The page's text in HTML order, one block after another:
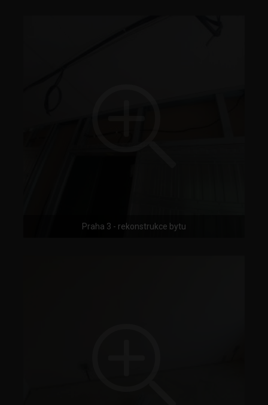
Praha 3 - rekonstrukce bytu